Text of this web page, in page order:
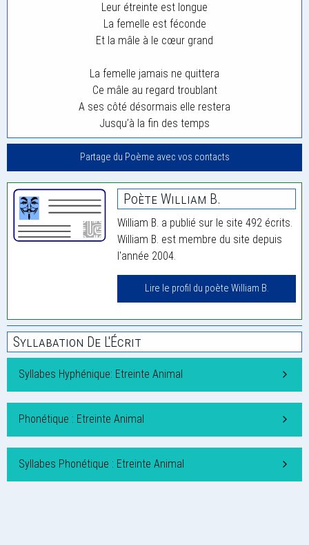
Leur étreinte est longue
La femelle est féconde
Et la mâle à le cœur grand
La femelle jamais ne quittera
Ce mâle au regard troublant
A ses côté désormais elle restera
Jusqu’à la fin des temps
Partage du Poème avec vos contacts
Poète William B.
William B. a publié sur le site 492 écrits.
William B. est membre du site depuis
l'année 2004.
Lire le profil du poète William B.
Syllabation De L'Écrit
Syllabes Hyphénique: Etreinte Animal
Phonétique : Etreinte Animal
Syllabes Phonétique : Etreinte Animal